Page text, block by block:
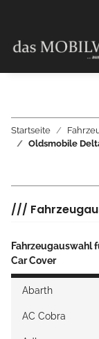
Startseite
Oldsmobile
///
Fahrzeugauswahl
Car Cover
Abarth
AC Cobra